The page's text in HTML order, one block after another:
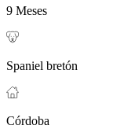
9 Meses
Spaniel bretón
Córdoba